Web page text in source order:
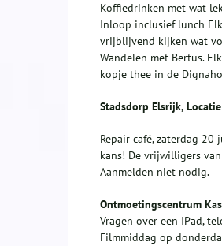
Koffiedrinken met wat
Inloop inclusief lunch
vrijblijvend kijken wat
Wandelen met Bertus.
kopje thee in de
Stadsdorp Elsrijk,
Repair café, zaterdag
kans! De vrijwilligers
Aanmelden niet nodig.
Ontmoetingscentrum
Vragen over een IPad,
Filmmiddag op